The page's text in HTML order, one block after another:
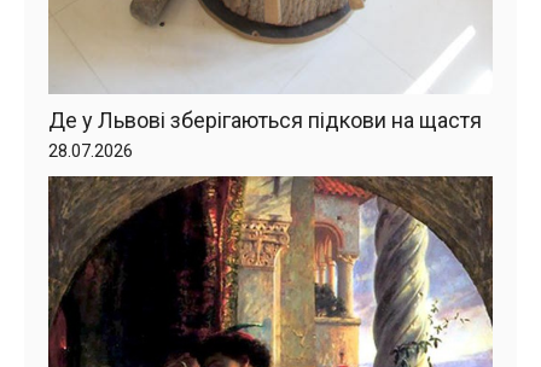
Де у Львові зберігаються підкови на щастя
28.07.2026